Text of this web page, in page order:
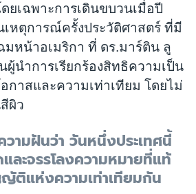
ยเฉพาะการเดินขบวนเมื่อปี
เหตุการณ์ครั้งประวัติศาสตร์ ที่มี
มหน้าอเมริกา ที่ ดร.มาร์ติน ลู
ผู้นำการเรียกร้องสิทธิความเป็น
อกาสและความเท่าเทียม โดยไม่
ผิว
วามฝันว่า วันหนึ่งประเทศนี้
ละจรรโลงความหมายที่แท้
แห่งความเท่าเทียมกัน